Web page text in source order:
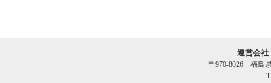
運営会
〒970-8026 福島